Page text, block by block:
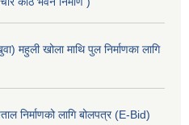
खोला माथि पुल निर्माणका लागि
निर्माणको लागि बोलपत्र (E-Bid)